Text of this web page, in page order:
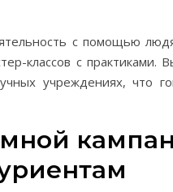
с помощью
классов с практиками.
учреждениях, что